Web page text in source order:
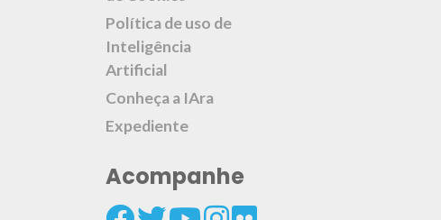
Política de uso de
Inteligência
Artificial
Conheça a IAra
Expediente
Acompanhe